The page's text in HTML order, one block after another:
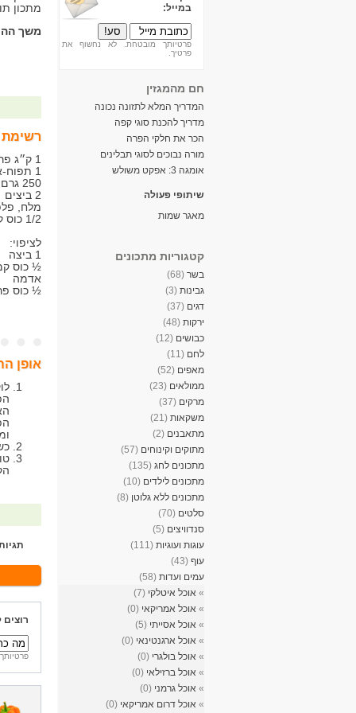
במייל:
פרטיותך מובטחת. לא נחשוף את
פרטיך.
חם מהמגזין
המדריך המלא לתזונה נכונה
מדריך להכנת סוגי קפה
הכר את חלקי הפרה
מורה נבוכים לסוגי תבלינים
אומגה 3: אפקט משולש
שיתופי פעולה
מאגר שמות
קטגוריות מתכונים
בשר (68)
גבינות (3)
דגים (37)
ירקות (48)
כבושים (12)
לחם (11)
מאפים (52)
ממולאים (23)
מרקים (37)
משקאות (21)
מתאבנים (2)
מתוקים וקינוחים (57)
מתכונים לחג (135)
מתכונים לילדים (10)
מתכונים ללא גלוטן (8)
סלטים (70)
סנדוויצים (5)
עוגות ועוגיות (111)
עוף (43)
עמים ועדות (58)
» אוכל איטלקי (7)
» אוכל אמריקאי (0)
» אוכל אסייתי (5)
» אוכל ארגנטינאי (0)
» אוכל בולגרי (0)
» אוכל ברזילאי (0)
» אוכל גרמני (0)
» אוכל דרום אמריקאי (0)
מתכון
משך
רשימת
1 ק״ג פרסה (6 כרישות גדולות)
1 תפוח-אדמה גדול
250 גרם בשר טחון
2 ביצים
מלח,
1/2 כוס קמח מצה או פרורי לחם
לציפוי:
1 ביצה
½ כוס
אדמה
½ כוס
אופן